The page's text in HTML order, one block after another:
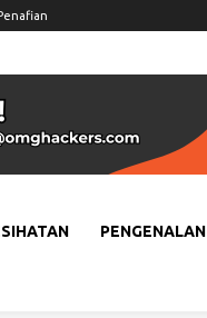
PENGENALAN